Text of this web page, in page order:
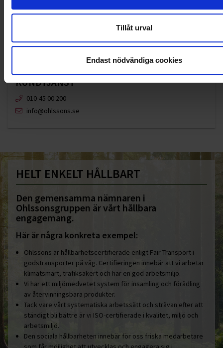
Tillåt urval
Endast nödvändiga cookies
KUNDTJÄNST
010-45 00 200​
info@ohlssons.se
HELT ENKELT HÅLLBART
Den gemensamma nämnaren i
Ohlssonsgruppen är vårt hållbara
engagemang.
Här är några konkreta exempel:
Ohlssons är hållbarhetscertifierade enligt Fair Transport i
godstransporter på väg. Certifieringen innebär att vi arbetar
klimatsmart, trafiksäkert och har en god arbetsmiljö.
Vi har ett miljömedvetet system för insamling och förädling
av återvinningsbara produkter.
Tack vare vårt systematiska arbetssätt och strävan efter att
ständigt bli bättre är vi ISO-certifierade i kvalitet, miljö och
arbetsmiljö.
Den sociala hållbarheten innebär för oss friska medarbetare